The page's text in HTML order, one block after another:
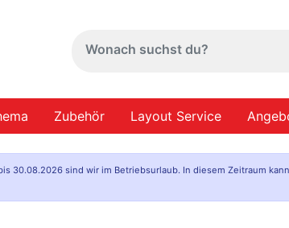
Zubehör Layout Service
30.08.2026 sind wir im Betriebsurlaub. In diesem Zeitraum